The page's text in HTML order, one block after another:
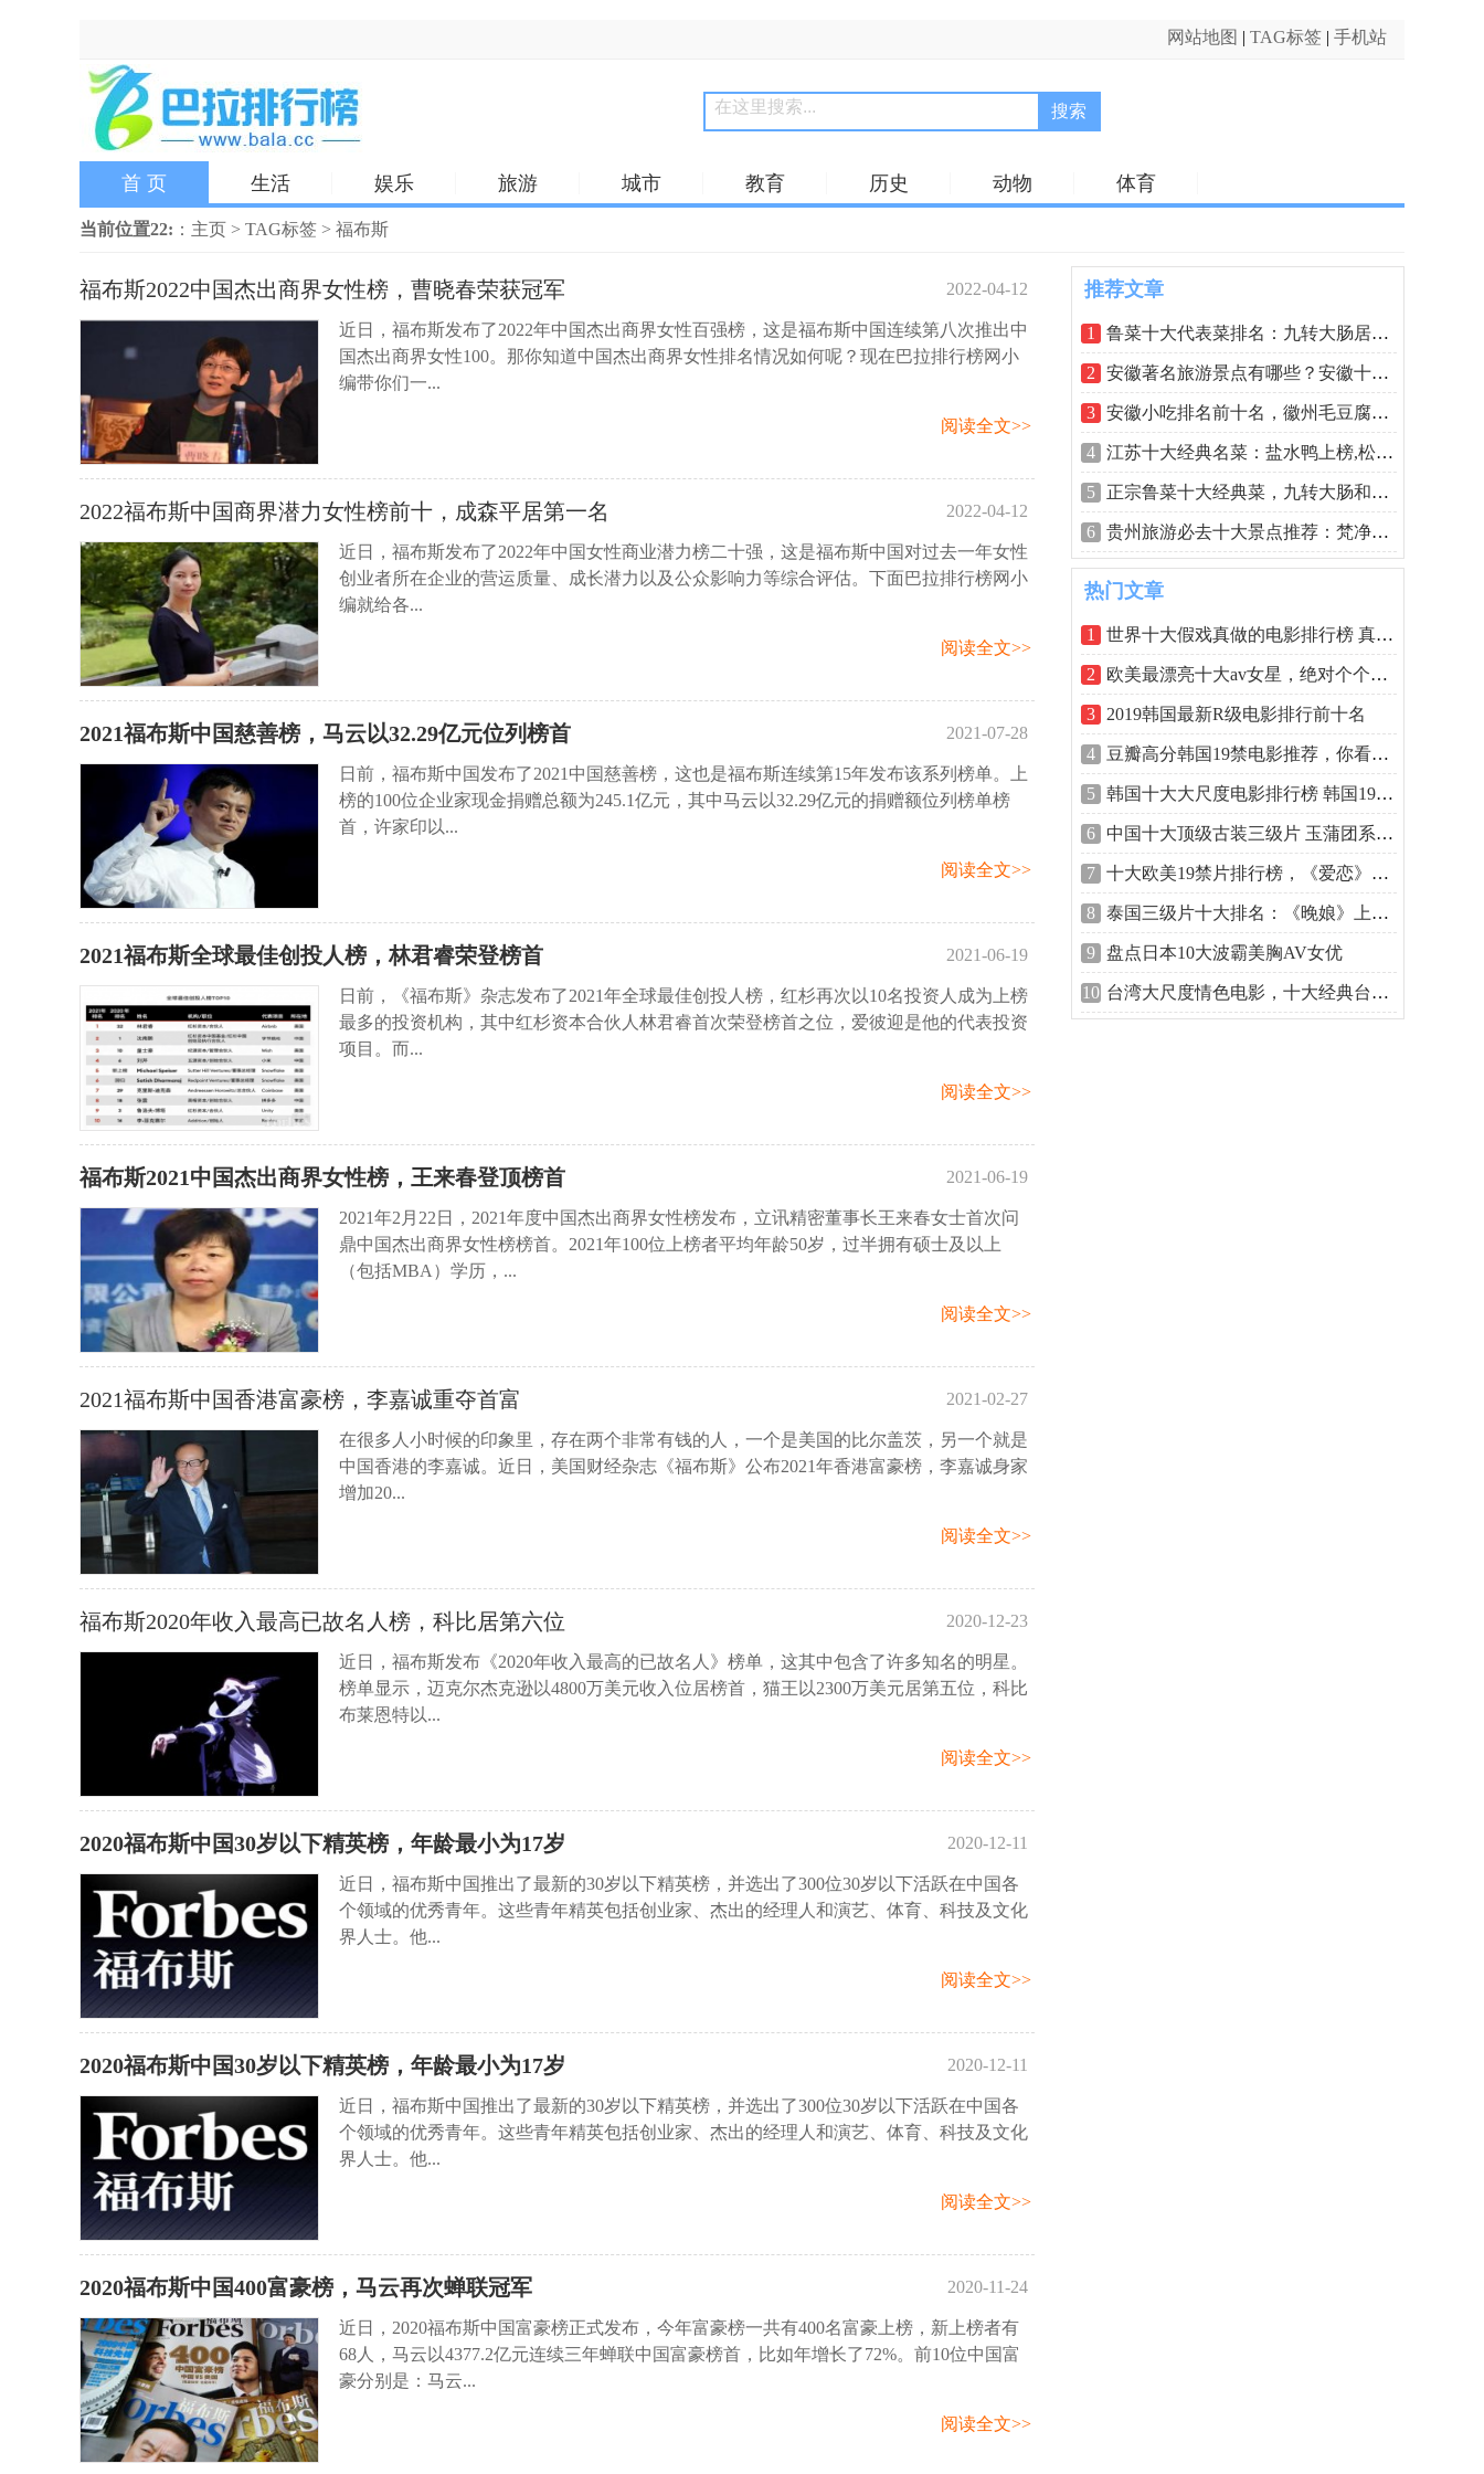
网站地图 | TAG标签 | 手机站
搜索
首 页 生活 娱乐 旅游 城市 教育 历史 动物 体育
当前位置22: ： 主页 > TAG标签 > 福布斯
福布斯2022中国杰出商界女性榜，曹晓春荣获冠军 2022-04-12
10:24:12
近日，福布斯发布了2022年中国杰出商界女性百强榜，这是福布斯中国连续第八次推出中
国杰出商界女性100。那你知道中国杰出商界女性排名情况如何呢？现在巴拉排行榜网小
编带你们一...
阅读全文>>
2022福布斯中国商界潜力女性榜前十，成森平居第一名 2022-04-12
09:37:37
近日，福布斯发布了2022年中国女性商业潜力榜二十强，这是福布斯中国对过去一年女性
创业者所在企业的营运质量、成长潜力以及公众影响力等综合评估。下面巴拉排行榜网小
编就给各...
阅读全文>>
2021福布斯中国慈善榜，马云以32.29亿元位列榜首 2021-07-28
11:22:23
日前，福布斯中国发布了2021中国慈善榜，这也是福布斯连续第15年发布该系列榜单。上
榜的100位企业家现金捐赠总额为245.1亿元，其中马云以32.29亿元的捐赠额位列榜单榜
首，许家印以...
阅读全文>>
2021福布斯全球最佳创投人榜，林君睿荣登榜首 2021-06-19
09:00:32
日前，《福布斯》杂志发布了2021年全球最佳创投人榜，红杉再次以10名投资人成为上榜
最多的投资机构，其中红杉资本合伙人林君睿首次荣登榜首之位，爱彼迎是他的代表投资
项目。而...
阅读全文>>
福布斯2021中国杰出商界女性榜，王来春登顶榜首 2021-06-19
08:50:44
2021年2月22日，2021年度中国杰出商界女性榜发布，立讯精密董事长王来春女士首次问
鼎中国杰出商界女性榜榜首。2021年100位上榜者平均年龄50岁，过半拥有硕士及以上
（包括MBA）学历，...
阅读全文>>
2021福布斯中国香港富豪榜，李嘉诚重夺首富 2021-02-27
15:09:13
在很多人小时候的印象里，存在两个非常有钱的人，一个是美国的比尔盖茨，另一个就是
中国香港的李嘉诚。近日，美国财经杂志《福布斯》公布2021年香港富豪榜，李嘉诚身家
增加20...
阅读全文>>
福布斯2020年收入最高已故名人榜，科比居第六位 2020-12-23
14:09:33
近日，福布斯发布《2020年收入最高的已故名人》榜单，这其中包含了许多知名的明星。
榜单显示，迈克尔杰克逊以4800万美元收入位居榜首，猫王以2300万美元居第五位，科比
布莱恩特以...
阅读全文>>
2020福布斯中国30岁以下精英榜，年龄最小为17岁 2020-12-11
15:19:34
近日，福布斯中国推出了最新的30岁以下精英榜，并选出了300位30岁以下活跃在中国各
个领域的优秀青年。这些青年精英包括创业家、杰出的经理人和演艺、体育、科技及文化
界人士。他...
阅读全文>>
2020福布斯中国30岁以下精英榜，年龄最小为17岁 2020-12-11
15:19:34
近日，福布斯中国推出了最新的30岁以下精英榜，并选出了300位30岁以下活跃在中国各
个领域的优秀青年。这些青年精英包括创业家、杰出的经理人和演艺、体育、科技及文化
界人士。他...
阅读全文>>
2020福布斯中国400富豪榜，马云再次蝉联冠军 2020-11-24
10:58:31
近日，2020福布斯中国富豪榜正式发布，今年富豪榜一共有400名富豪上榜，新上榜者有
68人，马云以4377.2亿元连续三年蝉联中国富豪榜首，比如年增长了72%。前10位中国富
豪分别是：马云...
阅读全文>>
推荐文章
1 鲁菜十大代表菜排名：九转大肠居魁首，
2 安徽著名旅游景点有哪些？安徽十大著名
3 安徽小吃排名前十名，徽州毛豆腐排在第
4 江苏十大经典名菜：盐水鸭上榜,松鼠桂鱼
5 正宗鲁菜十大经典菜，九转大肠和糖醋鲤
6 贵州旅游必去十大景点推荐：梵净山居第
热门文章
1 世界十大假戏真做的电影排行榜 真枪实弹
2 欧美最漂亮十大av女星，绝对个个是尤物
3 2019韩国最新R级电影排行前十名
4 豆瓣高分韩国19禁电影推荐，你看过几部
5 韩国十大大尺度电影排行榜 韩国19禁排名
6 中国十大顶级古装三级片 玉蒲团系列最经
7 十大欧美19禁片排行榜，《爱恋》排第一
8 泰国三级片十大排名：《晚娘》上榜，堪
9 盘点日本10大波霸美胸AV女优
10 台湾大尺度情色电影，十大经典台湾三级